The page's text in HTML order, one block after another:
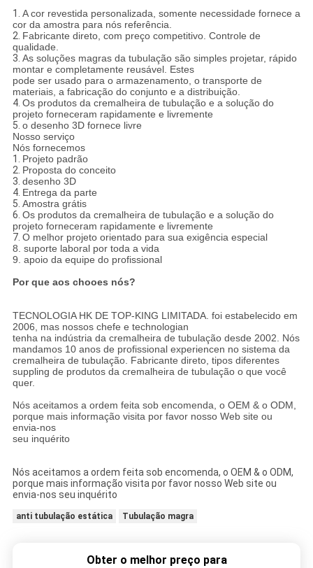
1. A cor revestida personalizada, somente necessidade fornece a
cor da amostra para nós referência.
2. Fabricante direto, com preço competitivo. Controle de
qualidade.
3. As soluções magras da tubulação são simples projetar, rápido
montar e completamente reusável. Estes
pode ser usado para o armazenamento, o transporte de
materiais, a fabricação do conjunto e a distribuição.
4. Os produtos da cremalheira de tubulação e a solução do
projeto forneceram rapidamente e livremente
5. o desenho 3D fornece livre
Nosso serviço
Nós fornecemos
1. Projeto padrão
2. Proposta do conceito
3. desenho 3D
4. Entrega da parte
5. Amostra grátis
6. Os produtos da cremalheira de tubulação e a solução do
projeto forneceram rapidamente e livremente
7. O melhor projeto orientado para sua exigência especial
8. suporte laboral por toda a vida
9. apoio da equipe do profissional
Por que aos chooes nós?
TECNOLOGIA HK DE TOP-KING LIMITADA. foi estabelecido em
2006, mas nossos chefe e technologian
tenha na indústria da cremalheira de tubulação desde 2002. Nós
mandamos 10 anos de profissional experiencen no sistema da
cremalheira de tubulação. Fabricante direto, tipos diferentes
suppling de produtos da cremalheira de tubulação o que você
quer.
Nós aceitamos a ordem feita sob encomenda, o OEM & o ODM,
porque mais informação visita por favor nosso Web site ou
envia-nos
seu inquérito
Nós aceitamos a ordem feita sob encomenda, o OEM & o ODM,
porque mais informação visita por favor nosso Web site ou
envia-nos seu inquérito
anti tubulação estática Tubulação magra
Obter o melhor preço para